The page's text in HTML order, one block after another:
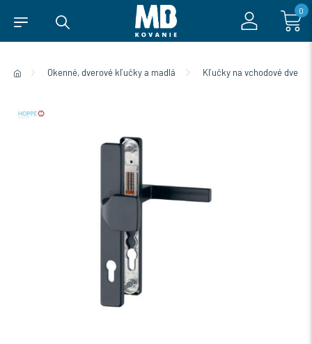
0
Okenné, dverové kľučky a madlá Kľučky na vchodové dvere